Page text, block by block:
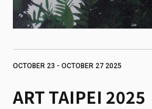
OCTOBER 23 - OCTOBER 27 2025
ART TAIPEI 2025